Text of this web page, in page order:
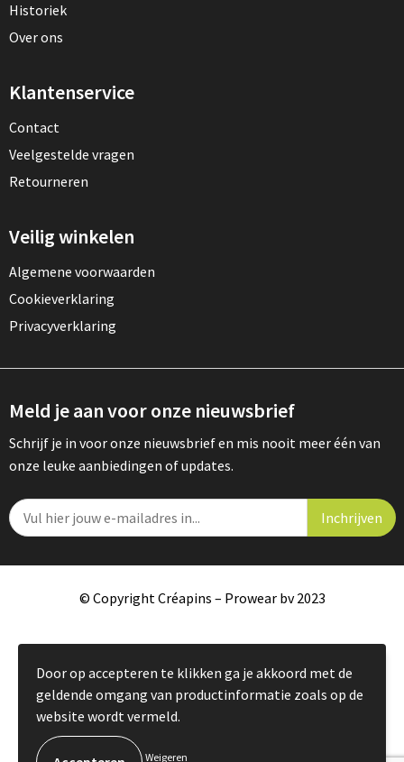
Historiek
Over ons
Klantenservice
Contact
Veelgestelde vragen
Retourneren
Veilig winkelen
Algemene voorwaarden
Cookieverklaring
Privacyverklaring
Meld je aan voor onze nieuwsbrief
Schrijf je in voor onze nieuwsbrief en mis nooit meer één van
onze leuke aanbiedingen of updates.
© Copyright Créapins – Prowear bv 2023
Door op accepteren te klikken ga je akkoord met de
geldende omgang van productinformatie zoals op de
website wordt vermeld.
Weigeren